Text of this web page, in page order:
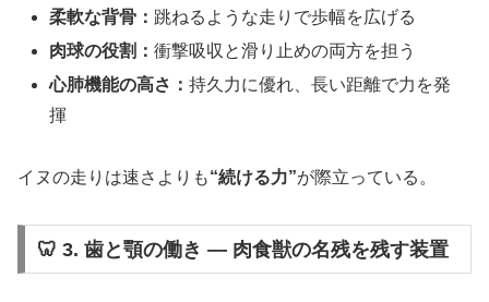
柔軟な背骨： 跳ねるような走りで歩幅を広げる
肉球の役割：衝撃吸収と滑り止めの両方を担う
心肺機能の高さ：持久力に優れ、長い距離で力を発
揮
イヌの走りは速さよりも“続ける力”が際立っている。
🦷 3. 歯と顎の働き ― 肉食獣の名残を残す装置